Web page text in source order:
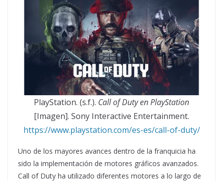
PlayStation. (s.f.). Call of Duty en PlayStation
[Imagen]. Sony Interactive Entertainment.
https://www.playstation.com/es-es/call-of-duty/
Uno de los mayores avances dentro de la franquicia ha
sido la implementación de motores gráficos avanzados.
Call of Duty ha utilizado diferentes motores a lo largo de